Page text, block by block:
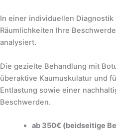
In einer individuellen
Räumlichkeiten Ihre
analysiert.
Die gezielte Behandlung mit
überaktive Kaumuskulatur und
Entlastung sowie einer
Beschwerden.
ab 350€ (beidseitige